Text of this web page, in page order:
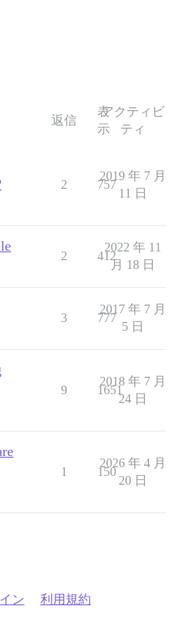
返信
表
示
アクティビ
ティ
2 757
2019 年 7 月
11 日
2 412
2022 年 11
月 18 日
3 777
2017 年 7 月
5 日
9 1651
2018 年 7 月
24 日
1 150
2026 年 4 月
20 日
ン 利用規約